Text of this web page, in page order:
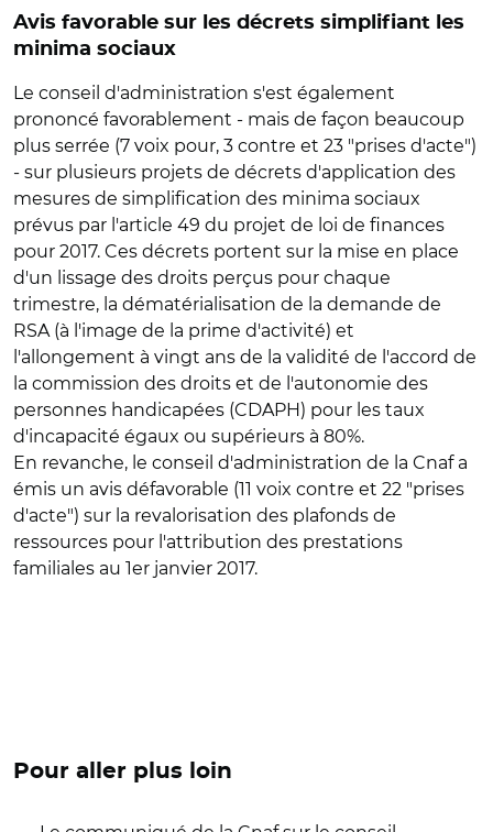
Avis favorable sur les décrets simplifiant les
minima sociaux
Le conseil d'administration s'est également
prononcé favorablement - mais de façon beaucoup
plus serrée (7 voix pour, 3 contre et 23 "prises d'acte")
- sur plusieurs projets de décrets d'application des
mesures de simplification des minima sociaux
prévus par l'article 49 du projet de loi de finances
pour 2017. Ces décrets portent sur la mise en place
d'un lissage des droits perçus pour chaque
trimestre, la dématérialisation de la demande de
RSA (à l'image de la prime d'activité) et
l'allongement à vingt ans de la validité de l'accord de
la commission des droits et de l'autonomie des
personnes handicapées (CDAPH) pour les taux
d'incapacité égaux ou supérieurs à 80%.
En revanche, le conseil d'administration de la Cnaf a
émis un avis défavorable (11 voix contre et 22 "prises
d'acte") sur la revalorisation des plafonds de
ressources pour l'attribution des prestations
familiales au 1er janvier 2017.
Pour aller plus loin